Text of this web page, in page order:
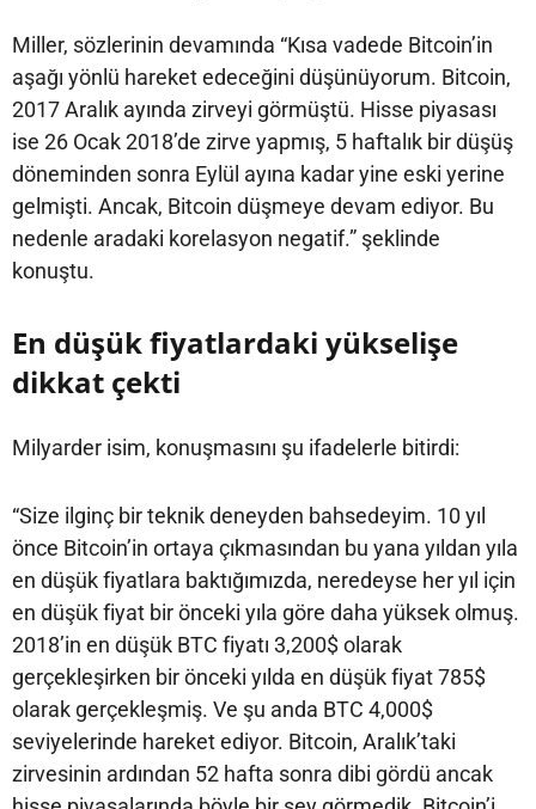
Miller, sözlerinin devamında “Kısa vadede Bitcoin’in
aşağı yönlü hareket edeceğini düşünüyorum. Bitcoin,
2017 Aralık ayında zirveyi görmüştü. Hisse piyasası
ise 26 Ocak 2018’de zirve yapmış, 5 haftalık bir düşüş
döneminden sonra Eylül ayına kadar yine eski yerine
gelmişti. Ancak, Bitcoin düşmeye devam ediyor. Bu
nedenle aradaki korelasyon negatif.” şeklinde
konuştu.
En düşük fiyatlardaki yükselişe
dikkat çekti
Milyarder isim, konuşmasını şu ifadelerle bitirdi:
“Size ilginç bir teknik deneyden bahsedeyim. 10 yıl
önce Bitcoin’in ortaya çıkmasından bu yana yıldan yıla
en düşük fiyatlara baktığımızda, neredeyse her yıl için
en düşük fiyat bir önceki yıla göre daha yüksek olmuş.
2018’in en düşük BTC fiyatı 3,200$ olarak
gerçekleşirken bir önceki yılda en düşük fiyat 785$
olarak gerçekleşmiş. Ve şu anda BTC 4,000$
seviyelerinde hareket ediyor. Bitcoin, Aralık’taki
zirvesinin ardından 52 hafta sonra dibi gördü ancak